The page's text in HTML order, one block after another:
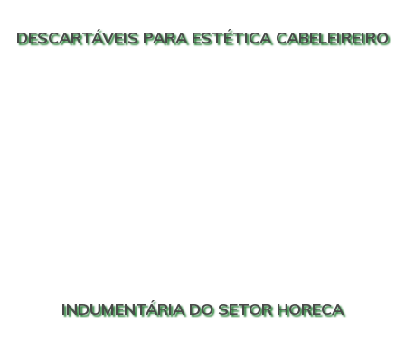
DESCARTÁVEIS PARA ESTÉTICA CABELEIREIRO
INDUMENTÁRIA DO SETOR HORECA